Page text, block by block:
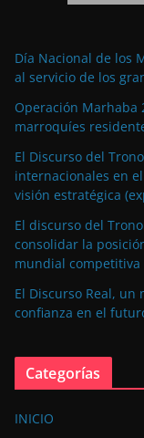
Día Nacional de los
al servicio de los
Operación Marhaba
marroquíes
El Discurso del
internacionales en
visión estratégica
El discurso del
consolidar la
mundial
El Discurso Real,
confianza en el
Categorías
INICIO